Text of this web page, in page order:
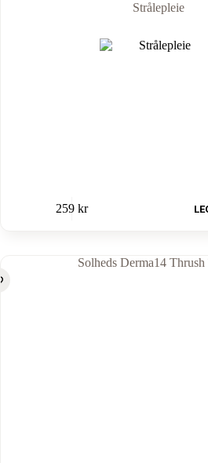
Strålepleie
259 kr